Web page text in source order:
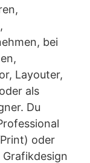
bei
Layouter,
als
Du
oder